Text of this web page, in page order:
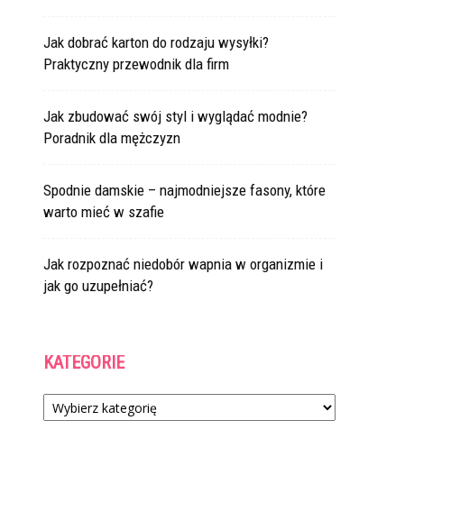
Jak dobrać karton do rodzaju wysyłki?
Praktyczny przewodnik dla firm
Jak zbudować swój styl i wyglądać modnie?
Poradnik dla mężczyzn
Spodnie damskie – najmodniejsze fasony, które
warto mieć w szafie
Jak rozpoznać niedobór wapnia w organizmie i
jak go uzupełniać?
KATEGORIE
Kategorie